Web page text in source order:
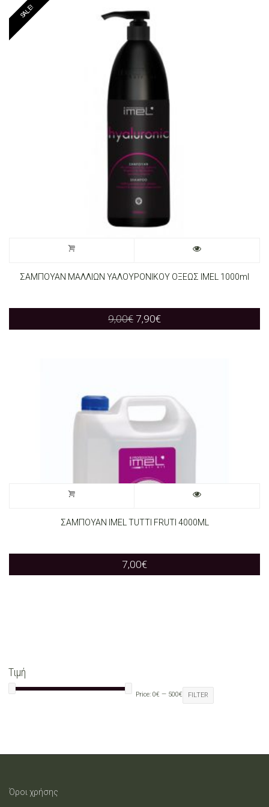
SALE!
ΣΑΜΠΟΥΑΝ ΜΑΛΛΙΩΝ ΥΑΛΟΥΡΟΝΙΚΟΥ ΟΞΕΩΣ IMEL 1000ml
9,00€ Original
price
7,90€Current
price
ΣΑΜΠΟΥΑΝ IMEL TUTTI FRUTI 4000ML
7,00€
Τιμή
FILTER
Price:0€ — 500€
Όροι χρήσης